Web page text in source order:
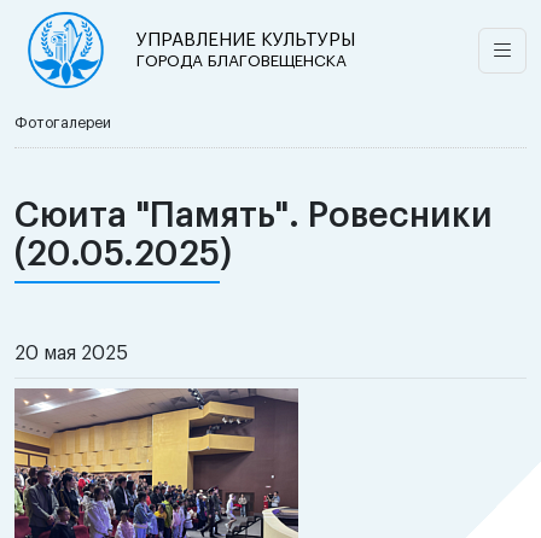
УПРАВЛЕНИЕ КУЛЬТУРЫ
ГОРОДА БЛАГОВЕЩЕНСКА
Фотогалереи
Сюита "Память". Ровесники
(20.05.2025)
20 мая 2025